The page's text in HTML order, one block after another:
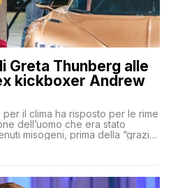
Greta Thunberg alle
kickboxer Andrew
il clima ha risposto per le rime
dell’uomo che era stato
misogeni, prima della “grazia”